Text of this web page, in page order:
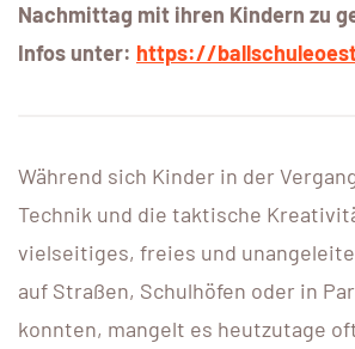
Nachmittag mit ihren Kindern zu
Infos unter: https://
Während sich Kinder in der
Technik und die taktische
vielseitiges, freies und
auf Straßen, Schulhöfen oder in
konnten, mangelt es heutzutage